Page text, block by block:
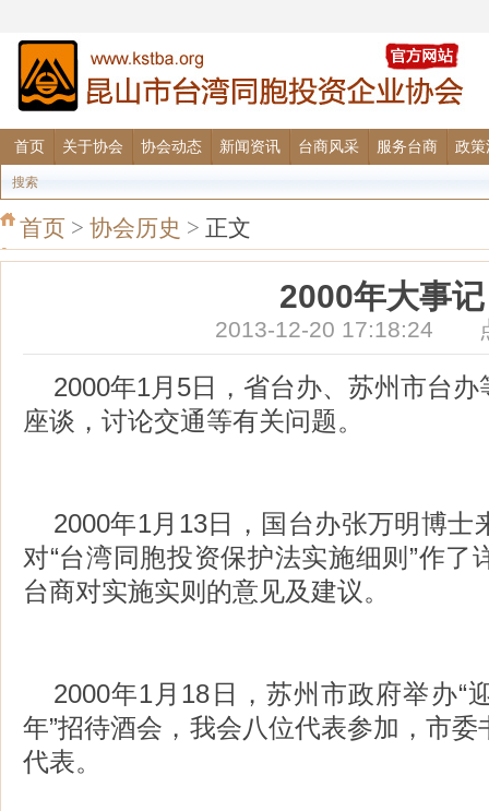
首页 关于协会 协会动态 新闻资讯 台商风采 服务台商 政策
搜索
首页 > 协会历史 > 正文
2000年大事记
2013-12-20 17:18:24
2000年1月5日，省台办、苏州市台
座谈，讨论交通等有关问题。
2000年1月13日，国台办张万明博士
对“台湾同胞投资保护法实施细则”作了
台商对实施实则的意见及建议。
2000年1月18日，苏州市政府举办“
年”招待酒会，我会八位代表参加，市
代表。